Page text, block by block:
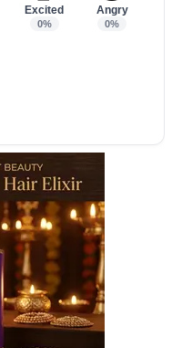
Excited
0%
Angry
0%